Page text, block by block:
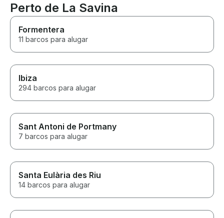
Perto de La Savina
Formentera
11 barcos para alugar
Ibiza
294 barcos para alugar
Sant Antoni de Portmany
7 barcos para alugar
Santa Eulària des Riu
14 barcos para alugar